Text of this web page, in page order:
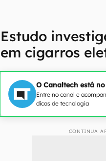
Estudo
em cigarros
O Canaltech está
Entre no canal e
dicas de tecnologia
CONTINUA